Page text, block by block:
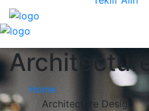
Home
Architecture Design